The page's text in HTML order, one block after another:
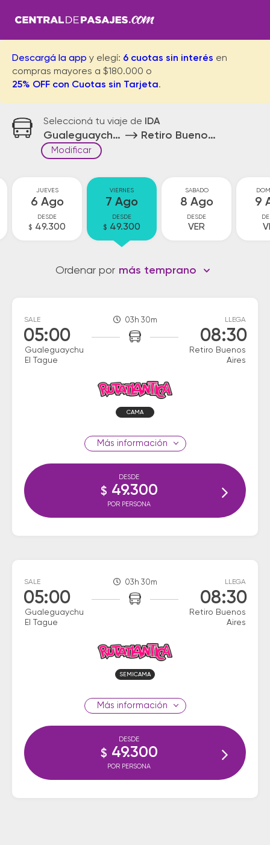
Descargá la app y elegí: 6 cuotas sin interés en
compras mayores a $180.000 o
25% OFF con Cuotas sin Tarjeta.
Seleccioná tu viaje de IDA
Gualeguaychu El Tague Retiro Buenos Aires
Modificar
JUEVES
6 Ago
DESDE
$ 49.300
VIERNES
7 Ago
DESDE
$ 49.300
SABADO
8 Ago
DESDE
VER
9
Ordenar por más temprano
SALE
05:00
Gualeguaychu
El Tague
03h 30m LLEGA
08:30
Retiro Buenos
Aires
CAMA
información
DESDE
$ 49.300
POR PERSONA
SALE
05:00
Gualeguaychu
El Tague
03h 30m LLEGA
08:30
Retiro Buenos
Aires
SEMICAMA
información
DESDE
$ 49.300
POR PERSONA